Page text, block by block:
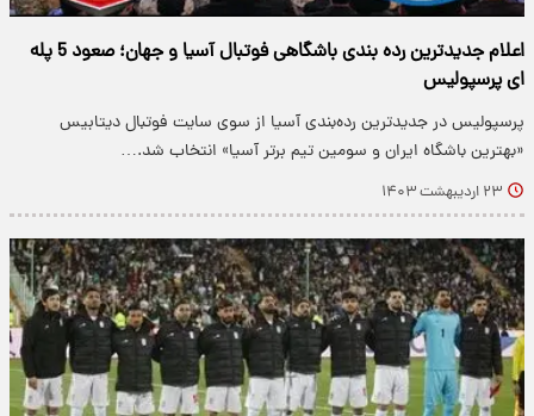
اعلام جدیدترین رده بندی باشگاهی فوتبال آسیا و جهان؛ صعود 5 پله
ای پرسپولیس
پرسپولیس در جدیدترین رده‌بندی آسیا از سوی سایت فوتبال دیتابیس
«بهترین باشگاه ایران و سومین تیم برتر آسیا» انتخاب شد.…
۲۳ اردیبهشت ۱۴۰۳